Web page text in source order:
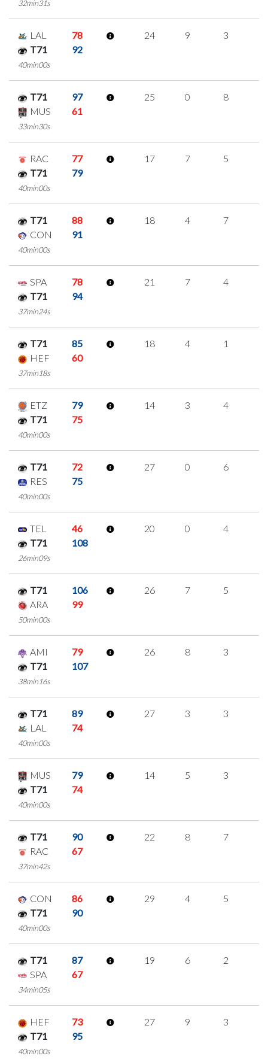
32min31s
LAL
78
T71
92
40min00s
24 9 3
T71
97
MUS
61
33min30s
25 0 8
RAC
77
T71
79
40min00s
17 7 5
T71
88
CON
91
40min00s
18 4 7
SPA
78
T71
94
37min24s
21 7 4
T71
85
HEF
60
37min18s
18 4 1
ETZ
79
T71
75
40min00s
14 3 4
T71
72
RES
75
40min00s
27 0 6
TEL
46
T71
108
26min09s
20 0 4
T71
106
ARA
99
50min00s
26 7 5
AMI
79
T71
107
38min16s
26 8 3
T71
89
LAL
74
40min00s
27 3 3
MUS
79
T71
74
40min00s
14 5 3
T71
90
RAC
67
37min42s
22 8 7
CON
86
T71
90
40min00s
29 4 5
T71
87
SPA
67
34min05s
19 6 2
HEF
73
T71
95
40min00s
27 9 3